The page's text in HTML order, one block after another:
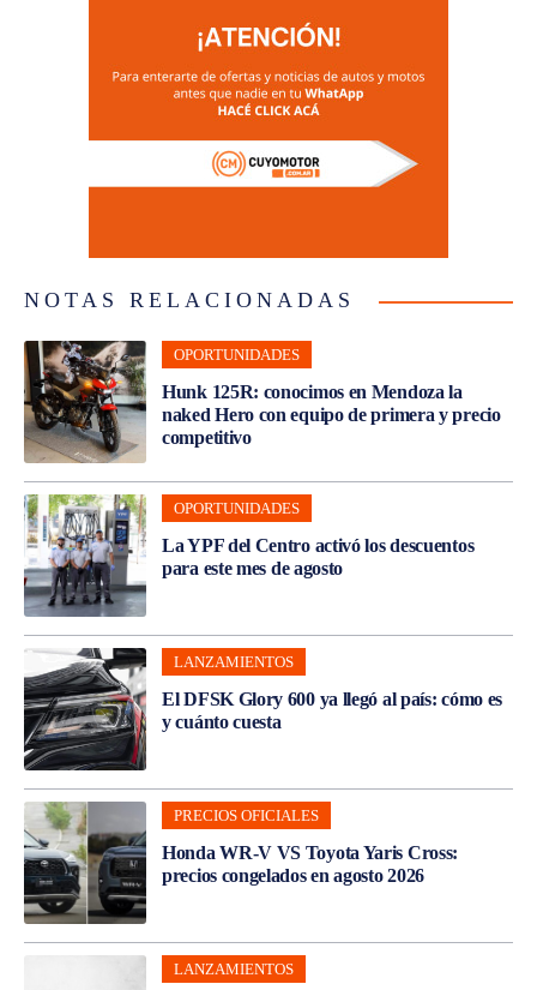
NOTAS RELACIONADAS
OPORTUNIDADES
Hunk 125R: conocimos en Mendoza la
naked Hero con equipo de primera y precio
competitivo
OPORTUNIDADES
La YPF del Centro activó los descuentos
para este mes de agosto
LANZAMIENTOS
El DFSK Glory 600 ya llegó al país: cómo es
y cuánto cuesta
PRECIOS OFICIALES
Honda WR-V VS Toyota Yaris Cross:
precios congelados en agosto 2026
LANZAMIENTOS